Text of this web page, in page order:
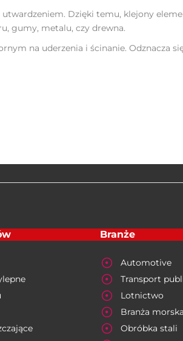
Dzięki temu, klejony
gumy, metalu, czy drewna.
na uderzenia i ścinanie. Odznacza
Branże
Automotive
Transport
Lotnictwo
Branża morska
Obróbka stali